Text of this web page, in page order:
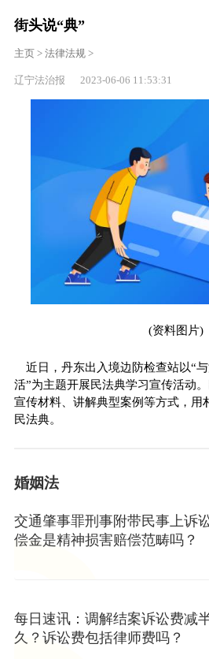
街头说“典”
主页> 法律法规>
辽宁法治报 2023-06-06 11:53:31
(资料图片)
近日，丹东出入境边防检查站以“
活”为主题开展民法典学习宣传活动
宣传材料、讲解典型案例等方式，用
民法典。
婚姻法
交通肇事罪刑事附带民事上诉
偿金是精神损害赔偿范畴吗？
每日速讯：调解结案诉讼费减
久？诉讼费包括律师费吗？